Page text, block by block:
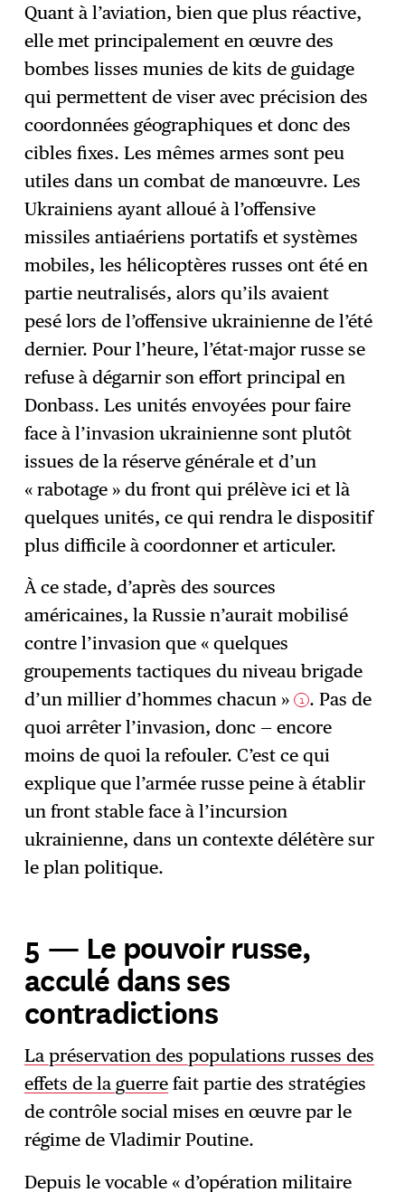
Quant à l’aviation, bien que plus réactive,
elle met principalement en œuvre des
bombes lisses munies de kits de guidage
qui permettent de viser avec précision des
coordonnées géographiques et donc des
cibles fixes. Les mêmes armes sont peu
utiles dans un combat de manœuvre. Les
Ukrainiens ayant alloué à l’offensive
missiles antiaériens portatifs et systèmes
mobiles, les hélicoptères russes ont été en
partie neutralisés, alors qu’ils avaient
pesé lors de l’offensive ukrainienne de l’été
dernier. Pour l’heure, l’état-major russe se
refuse à dégarnir son effort principal en
Donbass. Les unités envoyées pour faire
face à l’invasion ukrainienne sont plutôt
issues de la réserve générale et d’un
« rabotage » du front qui prélève ici et là
quelques unités, ce qui rendra le dispositif
plus difficile à coordonner et articuler.
À ce stade, d’après des sources
américaines, la Russie n’aurait mobilisé
contre l’invasion que « quelques
groupements tactiques du niveau brigade
d’un millier d’hommes chacun » 1 . Pas de
quoi arrêter l’invasion, donc — encore
moins de quoi la refouler. C’est ce qui
explique que l’armée russe peine à établir
un front stable face à l’incursion
ukrainienne, dans un contexte délétère sur
le plan politique.
5 — Le pouvoir russe,
acculé dans ses
contradictions
La préservation des populations russes des
effets de la guerre fait partie des stratégies
de contrôle social mises en œuvre par le
régime de Vladimir Poutine.
Depuis le vocable « d’opération militaire